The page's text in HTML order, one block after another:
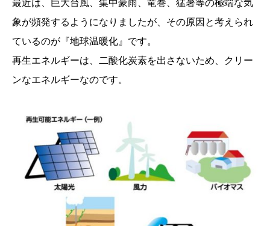
最近は、巨大台風、集中豪雨、竜巻、猛暑等の極端な気
象が頻発するようになりましたが、その原因と考えられ
ているのが『地球温暖化』です。
再生エネルギーは、二酸化炭素を出さないため、クリー
ンなエネルギーなのです。